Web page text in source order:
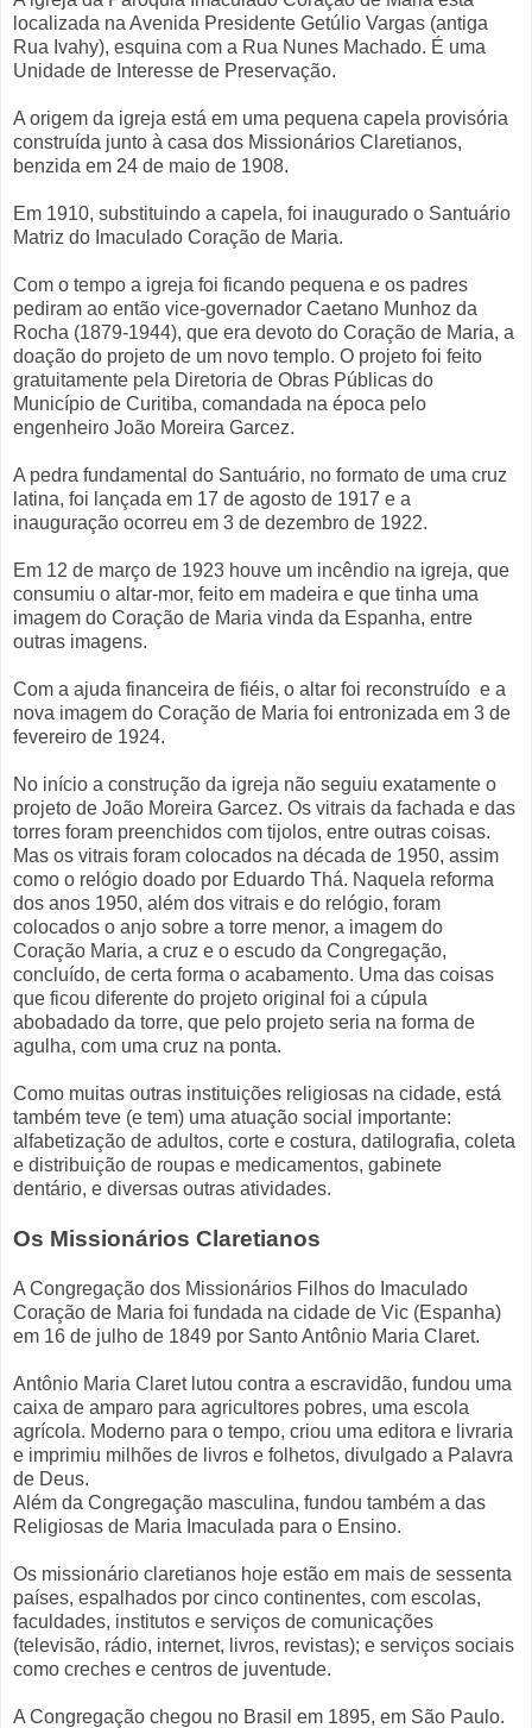
localizada na Avenida Presidente Getúlio Vargas (antiga
Rua Ivahy), esquina com a Rua Nunes Machado. É uma
Unidade de Interesse de Preservação.
A origem da igreja está em uma pequena capela provisória
construída junto à casa dos Missionários Claretianos,
benzida em 24 de maio de 1908.
Em 1910, substituindo a capela, foi inaugurado o Santuário
Matriz do Imaculado Coração de Maria.
Com o tempo a igreja foi ficando pequena e os padres
pediram ao então vice-governador Caetano Munhoz da
Rocha (1879-1944), que era devoto do Coração de Maria, a
doação do projeto de um novo templo. O projeto foi feito
gratuitamente pela Diretoria de Obras Públicas do
Município de Curitiba, comandada na época pelo
engenheiro João Moreira Garcez.
A pedra fundamental do Santuário, no formato de uma cruz
latina, foi lançada em 17 de agosto de 1917 e a
inauguração ocorreu em 3 de dezembro de 1922.
Em 12 de março de 1923 houve um incêndio na igreja, que
consumiu o altar-mor, feito em madeira e que tinha uma
imagem do Coração de Maria vinda da Espanha, entre
outras imagens.
Com a ajuda financeira de fiéis, o altar foi reconstruído e a
nova imagem do Coração de Maria foi entronizada em 3 de
fevereiro de 1924.
No início a construção da igreja não seguiu exatamente o
projeto de João Moreira Garcez. Os vitrais da fachada e das
torres foram preenchidos com tijolos, entre outras coisas.
Mas os vitrais foram colocados na década de 1950, assim
como o relógio doado por Eduardo Thá. Naquela reforma
dos anos 1950, além dos vitrais e do relógio, foram
colocados o anjo sobre a torre menor, a imagem do
Coração Maria, a cruz e o escudo da Congregação,
concluído, de certa forma o acabamento. Uma das coisas
que ficou diferente do projeto original foi a cúpula
abobadado da torre, que pelo projeto seria na forma de
agulha, com uma cruz na ponta.
Como muitas outras instituições religiosas na cidade, está
também teve (e tem) uma atuação social importante:
alfabetização de adultos, corte e costura, datilografia, coleta
e distribuição de roupas e medicamentos, gabinete
dentário, e diversas outras atividades.
Os Missionários Claretianos
A Congregação dos Missionários Filhos do Imaculado
Coração de Maria foi fundada na cidade de Vic (Espanha)
em 16 de julho de 1849 por Santo Antônio Maria Claret.
Antônio Maria Claret lutou contra a escravidão, fundou uma
caixa de amparo para agricultores pobres, uma escola
agrícola. Moderno para o tempo, criou uma editora e livraria
e imprimiu milhões de livros e folhetos, divulgado a Palavra
de Deus.
Além da Congregação masculina, fundou também a das
Religiosas de Maria Imaculada para o Ensino.
Os missionário claretianos hoje estão em mais de sessenta
países, espalhados por cinco continentes, com escolas,
faculdades, institutos e serviços de comunicações
(televisão, rádio, internet, livros, revistas); e serviços sociais
como creches e centros de juventude.
A Congregação chegou no Brasil em 1895, em São Paulo.